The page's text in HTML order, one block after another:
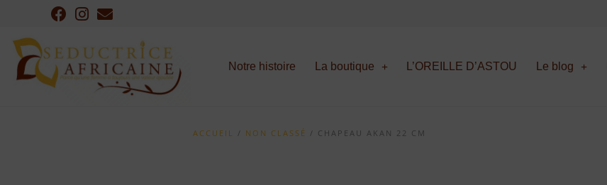
Notre histoire La boutique L’OREILLE D’ASTOU Le blog
ACCUEIL / NON CLASSÉ / CHAPEAU AKAN 22 CM